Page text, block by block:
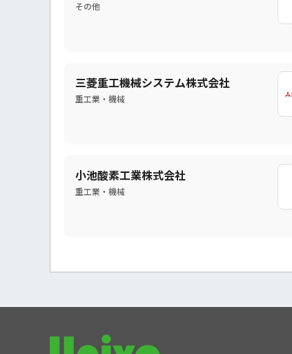
その他
三菱重工機械システム株式会社
重工業・機械
小池酸素工業株式会社
重工業・機械